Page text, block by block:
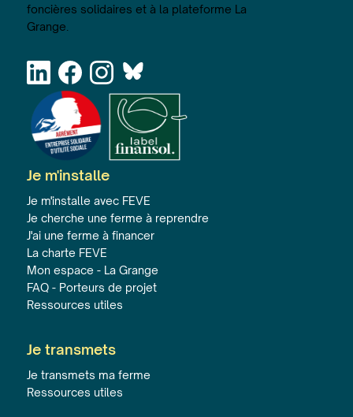
foncières solidaires et à la plateforme La
Grange.
Je m'installe
Je m'installe avec FEVE
Je cherche une ferme à reprendre
J'ai une ferme à financer
La charte FEVE
Mon espace - La Grange
FAQ - Porteurs de projet
Ressources utiles
Je transmets
Je transmets ma ferme
Ressources utiles